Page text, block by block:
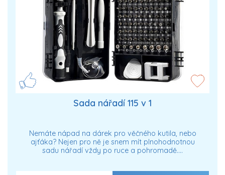
Sada nářadí 115 v 1
Nemáte nápad na dárek pro věčného kutila, nebo
ajťáka? Nejen pro ně je snem mít plnohodnotnou
sadu nářadí vždy po ruce a pohromadě.…